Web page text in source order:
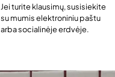
Jei turite klausimų, susisiekite
su mumis elektroniniu paštu
arba socialinėje erdvėje.